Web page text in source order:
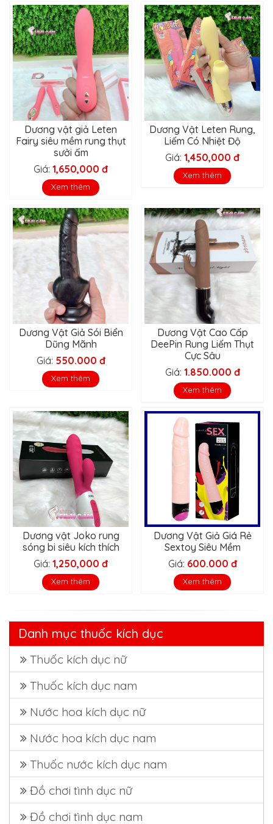
Dương vật giả Leten
Fairy siêu mềm rung thụt
sưởi ấm
Giá: 1,650,000 đ
Xem thêm
Dương Vật Leten Rung,
Liếm Có Nhiệt Độ
Giá: 1,450,000 đ
Xem thêm
Dương Vật Giả Sói Biển
Dũng Mãnh
Giá: 550.000 đ
Xem thêm
Dương Vật Cao Cấp
DeePin Rung Liếm Thụt
Cực Sâu
Giá: 1.850.000 đ
Xem thêm
Dương vật Joko rung
sóng bi siêu kích thích
Giá: 1,250,000 đ
Xem thêm
Dương Vật Giả Giá Rẻ
Sextoy Siêu Mềm
Giá: 600.000 đ
Xem thêm
Danh mục thuốc kích dục
Thuốc kích dục nữ
Thuốc kích dục nam
Nước hoa kích dục nữ
Nước hoa kích dục nam
Thuốc nước kích dục nam
Đồ chơi tình dục nữ
Đồ chơi tình dục nam